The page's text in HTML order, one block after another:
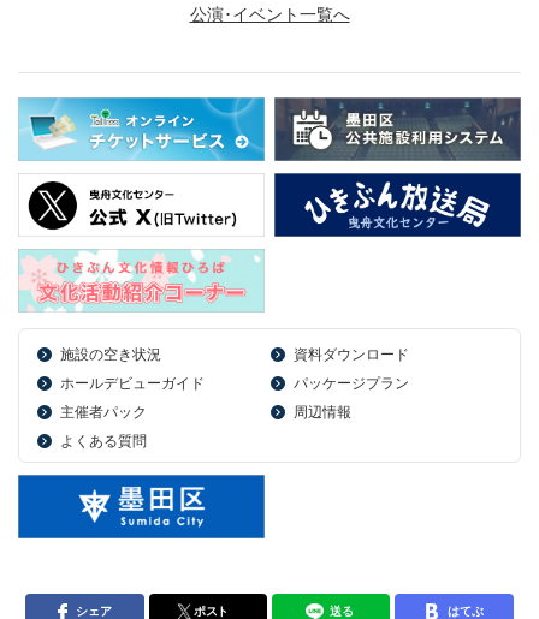
公演･イベント一覧へ
施設の空き状況
資料ダウンロード
ホールデビューガイド
パッケージプラン
主催者パック
周辺情報
よくある質問
シェア ポスト 送る はてぶ